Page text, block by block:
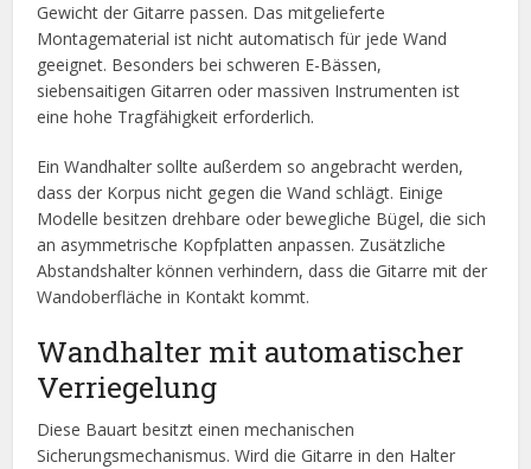
Gewicht der Gitarre passen. Das mitgelieferte
Montagematerial ist nicht automatisch für jede Wand
geeignet. Besonders bei schweren E-Bässen,
siebensaitigen Gitarren oder massiven Instrumenten ist
eine hohe Tragfähigkeit erforderlich.
Ein Wandhalter sollte außerdem so angebracht werden,
dass der Korpus nicht gegen die Wand schlägt. Einige
Modelle besitzen drehbare oder bewegliche Bügel, die sich
an asymmetrische Kopfplatten anpassen. Zusätzliche
Abstandshalter können verhindern, dass die Gitarre mit der
Wandoberfläche in Kontakt kommt.
Wandhalter mit automatischer
Verriegelung
Diese Bauart besitzt einen mechanischen
Sicherungsmechanismus. Wird die Gitarre in den Halter